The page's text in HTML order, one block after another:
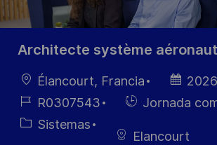
Architecte système
Ubicación
Élancourt, Francia
Fecha de
ID de
empleo
R0307543
HiringJornada
Categoría
Sistemas
Elancourt